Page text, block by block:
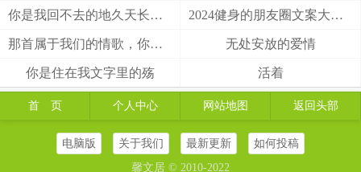
你是我回不去的地久天长，我是你触不到的地老天荒 2024健身的朋友圈文案大全(精选49句)
那首属于我们的情歌，你把结局唱给了谁 无处安放的爱情
你是住在我文字里的殇 活着
首 页 个人中心 网站地图 返回头部
电脑版 关于我们 最新更新
如何投稿
馨文居 © 2010-2022